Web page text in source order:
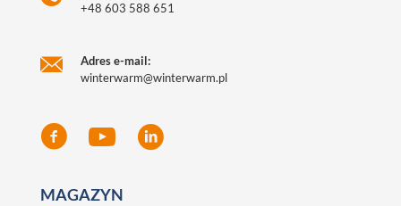
+48 603 588 651
Adres e-mail:
winterwarm@winterwarm.pl
MAGAZYN